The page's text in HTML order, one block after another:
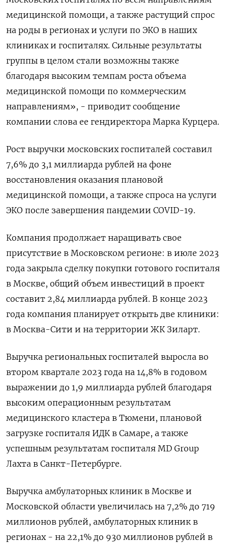
медицинской помощи, а также растущий спрос
на роды в регионах и услуги по ЭКО в наших
клиниках и госпиталях. Сильные результаты
группы в целом стали возможны также
благодаря высоким темпам роста объема
медицинской помощи по коммерческим
направлениям», - приводит сообщение
компании слова ее гендиректора Марка Курцера.
Рост выручки московских госпиталей составил
7,6% до 3,1 миллиарда рублей на фоне
восстановления оказания плановой
медицинской помощи, а также спроса на услуги
ЭКО после завершения пандемии COVID-19.
Компания продолжает наращивать свое
присутствие в Московском регионе: в июле 2023
года закрыла сделку покупки готового госпиталя
в Москве, общий объем инвестиций в проект
составит 2,84 миллиарда рублей. В конце 2023
года компания планирует открыть две клиники:
в Москва-Сити и на территории ЖК Зиларт.
Выручка региональных госпиталей выросла во
втором квартале 2023 года на 14,8% в годовом
выражении до 1,9 миллиарда рублей благодаря
высоким операционным результатам
медицинского кластера в Тюмени, плановой
загрузке госпиталя ИДК в Самаре, а также
успешным результатам госпиталя MD Group
Лахта в Санкт-Петербурге.
Выручка амбулаторных клиник в Москве и
Московской области увеличилась на 7,2% до 719
миллионов рублей, амбулаторных клиник в
регионах - на 22,1% до 930 миллионов рублей в